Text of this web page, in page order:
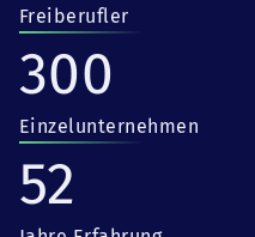
Freiberufler
300
Einzelunternehmen
52